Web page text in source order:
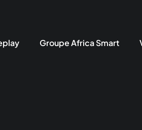
Groupe Africa Smart